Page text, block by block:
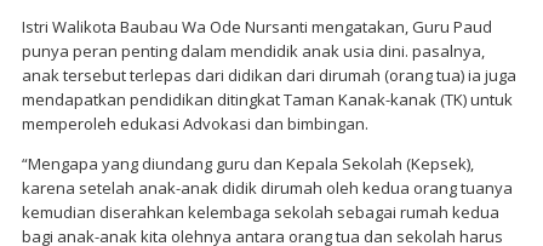
Istri Walikota Baubau Wa Ode Nursanti mengatakan, Guru Paud
punya peran penting dalam mendidik anak usia dini. pasalnya,
anak tersebut terlepas dari didikan dari dirumah (orang tua) ia juga
mendapatkan pendidikan ditingkat Taman Kanak-kanak (TK) untuk
memperoleh edukasi Advokasi dan bimbingan.
“Mengapa yang diundang guru dan Kepala Sekolah (Kepsek),
karena setelah anak-anak didik dirumah oleh kedua orang tuanya
kemudian diserahkan kelembaga sekolah sebagai rumah kedua
bagi anak-anak kita olehnya antara orang tua dan sekolah harus